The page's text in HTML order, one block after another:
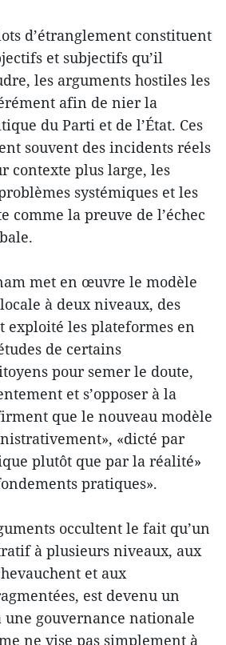
d’étranglement constituent
et subjectifs qu’il
les arguments hostiles les
afin de nier la
du Parti et de l’État. Ces
souvent des incidents réels
contexte plus large, les
systémiques et les
comme la preuve de l’échec
met en œuvre le modèle
à deux niveaux, des
exploité les plateformes en
de certains
pour semer le doute,
et s’opposer à la
que le nouveau modèle
«dicté par
plutôt que par la réalité»
pratiques».
occultent le fait qu’un
à plusieurs niveaux, aux
et aux
est devenu un
une gouvernance nationale
ne vise pas simplement à